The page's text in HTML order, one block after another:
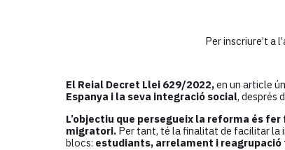
Per inscriure’t a
El Reial Decret Llei 629/2022,en un article
Espanya i la seva integració social, després
L’objectiu que persegueix la reforma és
migratori. Per tant, té la finalitat de facilitar la
blocs: estudiants, arrelament i